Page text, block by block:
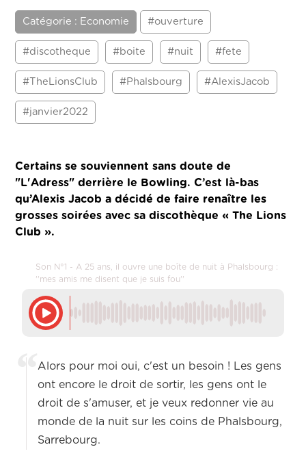
Catégorie : Economie #ouverture
#discotheque #boite #nuit #fete
#TheLionsClub #Phalsbourg #AlexisJacob
#janvier2022
Certains se souviennent sans doute de
"L'Adress" derrière le Bowling. C’est là-bas
qu’Alexis Jacob a décidé de faire renaître les
grosses soirées avec sa discothèque « The Lions
Club ».
Son N°1 - A 25 ans, il ouvre une boîte de nuit à Phalsbourg :
''mes amis me disent que je suis fou''
Alors pour moi oui, c'est un besoin ! Les gens
ont encore le droit de sortir, les gens ont le
droit de s'amuser, et je veux redonner vie au
monde de la nuit sur les coins de Phalsbourg,
Sarrebourg.